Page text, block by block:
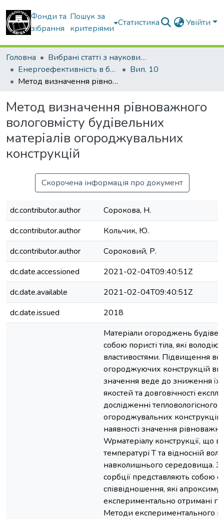
Фонди та
зібрання
Пошук за
критеріями
Статистика Увійти
Головна
Вибрані статті з наукових збірників КНУБА
Енергоефективність в будівництві та архітектурі
Вип. 10
Метод визначення рівноважного вологовмісту будівельних матеріалів огороджувальних конструкцій
Метод визначення рівноважного
вологовмісту будівельних
матеріалів огороджувальних
конструкцій
Скорочена інформація про документ
dc.contributor.author
Сорокова, Н.
dc.contributor.author
Кольчик, Ю.
dc.contributor.author
Сороковий, Р.
dc.date.accessioned
2021-02-04T09:40:51Z
dc.date.available
2021-02-04T09:40:51Z
dc.date.issued
2018
Матеріали огороджень
собою пористі тіла, які
властивостями. Підвищення
огороджуючих конструкцій
значення веде до зниження їх
якостей та довговічності
дослідженні тепловологісного
огороджувальних конструкцій
наявності значення
Wpматеріалу конструкції, що
температурі Т та відносній
навколишнього середовища.
сорбції представляють собою
співвідношення, які
експериментально отримані
Методи експериментального